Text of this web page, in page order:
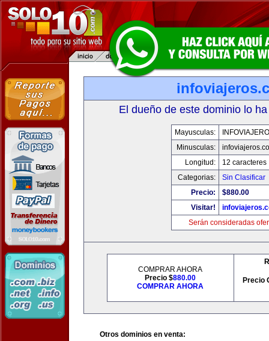
El dueño de este dominio lo
Mayusculas:
Minusculas:
Longitud:
12 caracteres
Categorias:
Sin Clasificar
Precio:
$880.00
Visitar!
Serán consideradas
COMPRAR AHORA
Precio $880.00
COMPRAR AHORA
Precio
Otros dominios en venta: